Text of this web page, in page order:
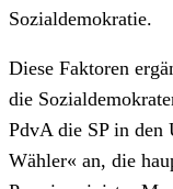
Sozialdemokratie.
Diese Faktoren
die
PdvA die SP in den
Wähler« an, die